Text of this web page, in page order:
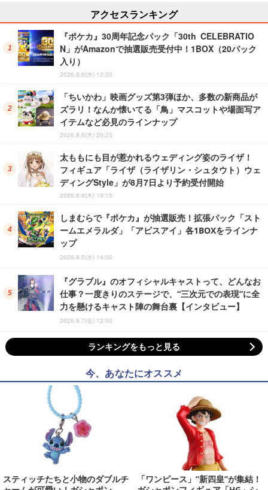
アクセスランキング
『ポケカ』30周年記念パック「30th CELEBRATIO
N」がAmazonで抽選販売受付中！1BOX（20パック
入り）
2026.8.6(木) 12:30
「ちいかわ」映画グッズ第3弾ほか、多数の新商品が
ズラリ！なんか懐いてる「鳥」マスコットや場面写ア
イテムなど必見のラインナップ
2026.8.6(木) 20:25
太ももにも目が惹かれるウェディング姿のライザ！
フィギュア「ライザ（ライザリン・シュタウト）ウェ
ディングStyle」が8月7日より予約受付開始
2026.8.6(木) 19:15
しまむらで『ポケカ』が抽選販売！拡張パック「スト
ームエメラルダ」「アビスアイ」各1BOXをラインナ
ップ
2026.8.5(水) 14:00
『グラブル』のオフィシャルキャストって、どんなお
仕事？一度きりのステージで、“三次元での表現”に全
力を懸けるキャスト陣の舞台裏【インタビュー】
2026.8.7(金) 12:00
ランキングをもっと見る
今、あなたにオススメ
スティッチたちと小物のダブルチ
「ワンピース」“新四皇”が集結！